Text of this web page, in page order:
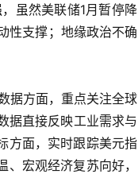
虽然美联储1月暂停降
性支撑；地缘政治不确
据方面，重点关注全球
据直接反映工业需求与
方面，实时跟踪美元指
宏观经济复苏向好，